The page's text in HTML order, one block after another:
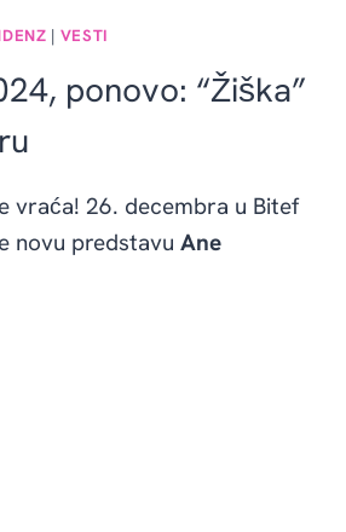
| VESTI
ponovo: “Žiška”
vraća! 26. decembra u Bitef
novu predstavu Ane